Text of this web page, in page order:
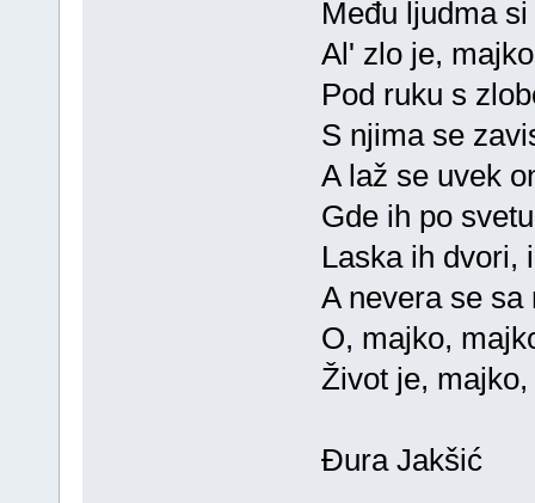
Među ljudma
Al' zlo je,
Pod ruku s
S njima se
A laž se uvek
Gde ih po
Laska ih dvori,
A nevera se sa
O, majko,
Život je,
Đura Jakšić